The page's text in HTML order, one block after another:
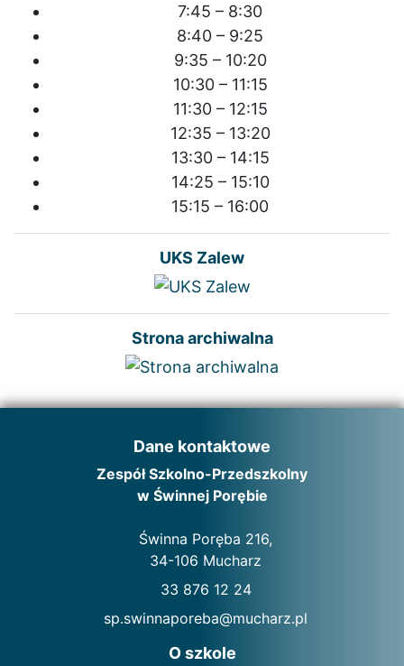
7:45 – 8:30
8:40 – 9:25
9:35 – 10:20
10:30 – 11:15
11:30 – 12:15
12:35 – 13:20
13:30 – 14:15
14:25 – 15:10
15:15 – 16:00
UKS Zalew
Strona archiwalna
Dane kontaktowe
Zespół Szkolno-Przedszkolny
w Świnnej Porębie
Świnna Poręba 216,
34-106 Mucharz
33 876 12 24
sp.swinnaporeba@mucharz.pl
O szkole